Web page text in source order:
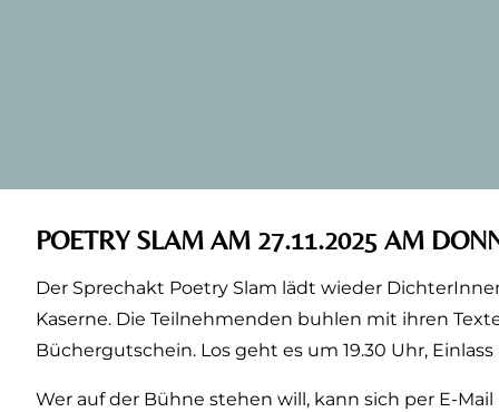
POETRY SLAM AM 27.11.2025 AM
Der Sprechakt Poetry Slam lädt wieder Dichter
Kaserne. Die Teilnehmenden buhlen mit ihren
Büchergutschein. Los geht es um 19.30 Uhr,
Wer auf der Bühne stehen will, kann sich per E-